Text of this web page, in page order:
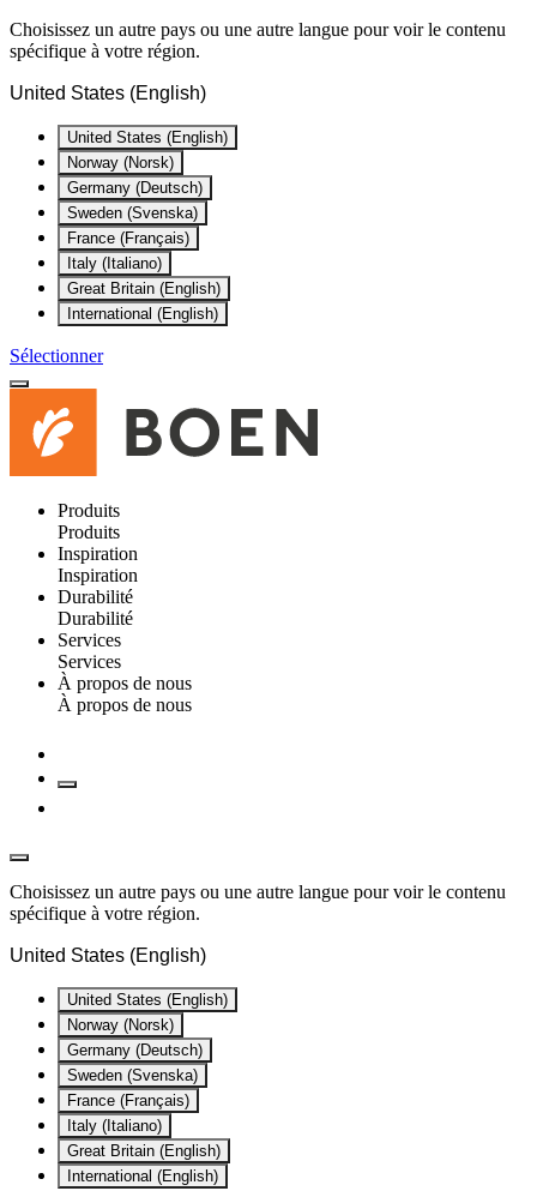
Choisissez un autre pays ou une autre langue pour voir le contenu
spécifique à votre région.
United States (English)
United States (English)
Norway (Norsk)
Germany (Deutsch)
Sweden (Svenska)
France (Français)
Italy (Italiano)
Great Britain (English)
International (English)
Sélectionner
Produits
Produits
Inspiration
Inspiration
Durabilité
Durabilité
Services
Services
À propos de nous
À propos de nous
Choisissez un autre pays ou une autre langue pour voir le contenu
spécifique à votre région.
United States (English)
United States (English)
Norway (Norsk)
Germany (Deutsch)
Sweden (Svenska)
France (Français)
Italy (Italiano)
Great Britain (English)
International (English)